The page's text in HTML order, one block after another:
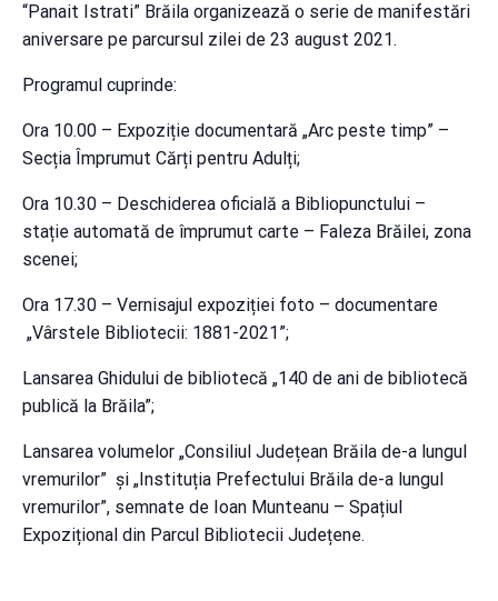
“Panait Istrati” Brăila organizează o serie de manifestări
aniversare pe parcursul zilei de 23 august 2021.
Programul cuprinde:
Ora 10.00 – Expoziție documentară „Arc peste timp” –
Secția Împrumut Cărți pentru Adulți;
Ora 10.30 – Deschiderea oficială a Bibliopunctului –
stație automată de împrumut carte – Faleza Brăilei, zona
scenei;
Ora 17.30 – Vernisajul expoziției foto – documentare
„Vârstele Bibliotecii: 1881-2021”;
Lansarea Ghidului de bibliotecă „140 de ani de bibliotecă
publică la Brăila”;
Lansarea volumelor „Consiliul Județean Brăila de-a lungul
vremurilor” și „Instituția Prefectului Brăila de-a lungul
vremurilor”, semnate de Ioan Munteanu – Spațiul
Expozițional din Parcul Bibliotecii Județene.